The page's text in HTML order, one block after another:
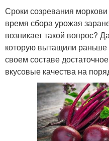
Сроки созревания
время сбора урожая
возникает такой вопрос?
которую вытащили раньше
своем составе
вкусовые качества на